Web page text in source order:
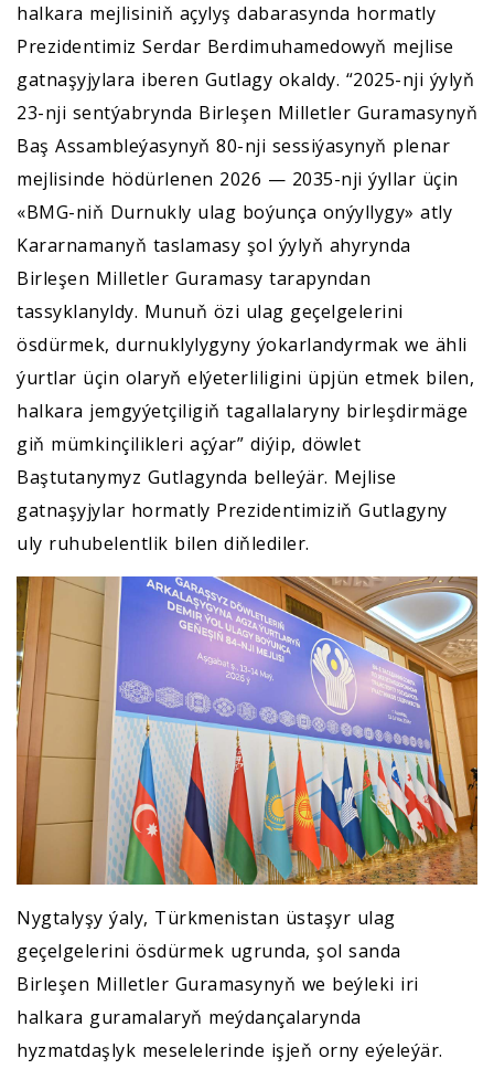
halkara mejlisiniň açylyş dabarasynda hormatly
Prezidentimiz Serdar Berdimuhamedowyň mejlise
gatnaşyjylara iberen Gutlagy okaldy. “2025-nji ýylyň
23-nji sentýabrynda Birleşen Milletler Guramasynyň
Baş Assambleýasynyň 80-nji sessiýasynyň plenar
mejlisinde hödürlenen 2026 — 2035-nji ýyllar üçin
«BMG-niň Durnukly ulag boýunça onýyllygy» atly
Kararnamanyň taslamasy şol ýylyň ahyrynda
Birleşen Milletler Guramasy tarapyndan
tassyklanyldy. Munuň özi ulag geçelgelerini
ösdürmek, durnuklylygyny ýokarlandyrmak we ähli
ýurtlar üçin olaryň elýeterliligini üpjün etmek bilen,
halkara jemgyýetçiligiň tagallalaryny birleşdirmäge
giň mümkinçilikleri açýar” diýip, döwlet
Baştutanymyz Gutlagynda belleýär. Mejlise
gatnaşyjylar hormatly Prezidentimiziň Gutlagyny
uly ruhubelentlik bilen diňlediler.
Nygtalyşy ýaly, Türkmenistan üstaşyr ulag
geçelgelerini ösdürmek ugrunda, şol sanda
Birleşen Milletler Guramasynyň we beýleki iri
halkara guramalaryň meýdançalarynda
hyzmatdaşlyk meselelerinde işjeň orny eýeleýär.